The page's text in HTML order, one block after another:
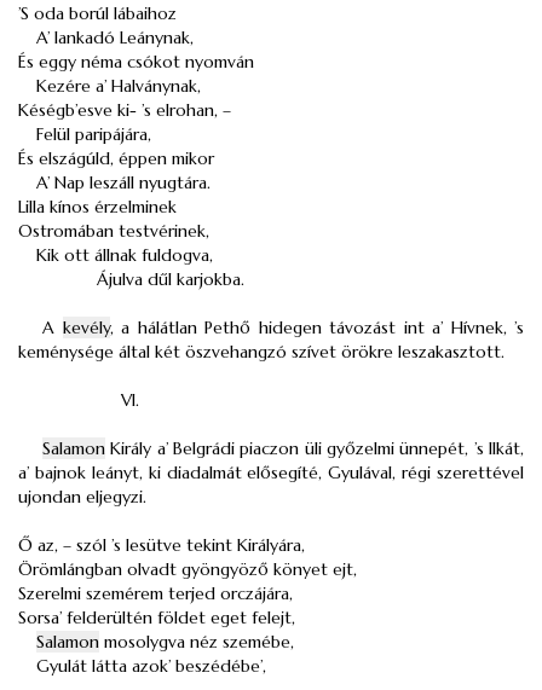
’S oda borúl lábaihoz
A’ lankadó Leánynak,
És eggy néma csókot nyomván
Kezére a’ Halványnak,
Késégb’esve ki- ’s elrohan, –
Felül paripájára,
És elszágúld, éppen mikor
A’ Nap leszáll nyugtára.
Lilla kínos érzelminek
Ostromában testvérinek,
Kik ott állnak fuldogva,
Ájulva dűl karjokba.
A kevély, a hálátlan Pethő hidegen távozást int a’ Hívnek, ’s
keménysége által két öszvehangzó szívet örökre leszakasztott.
VI.
Salamon Király a’ Belgrádi piaczon üli győzelmi ünnepét, ’s Ilkát,
a’ bajnok leányt, ki diadalmát elősegíté, Gyulával, régi szerettével
ujondan eljegyzi.
Ő az, – szól ’s lesütve tekint Királyára,
Örömlángban olvadt gyöngyöző könyet ejt,
Szerelmi szemérem terjed orczájára,
Sorsa’ felderültén földet eget felejt,
Salamon mosolygva néz szemébe,
Gyulát látta azok’ beszédébe’,